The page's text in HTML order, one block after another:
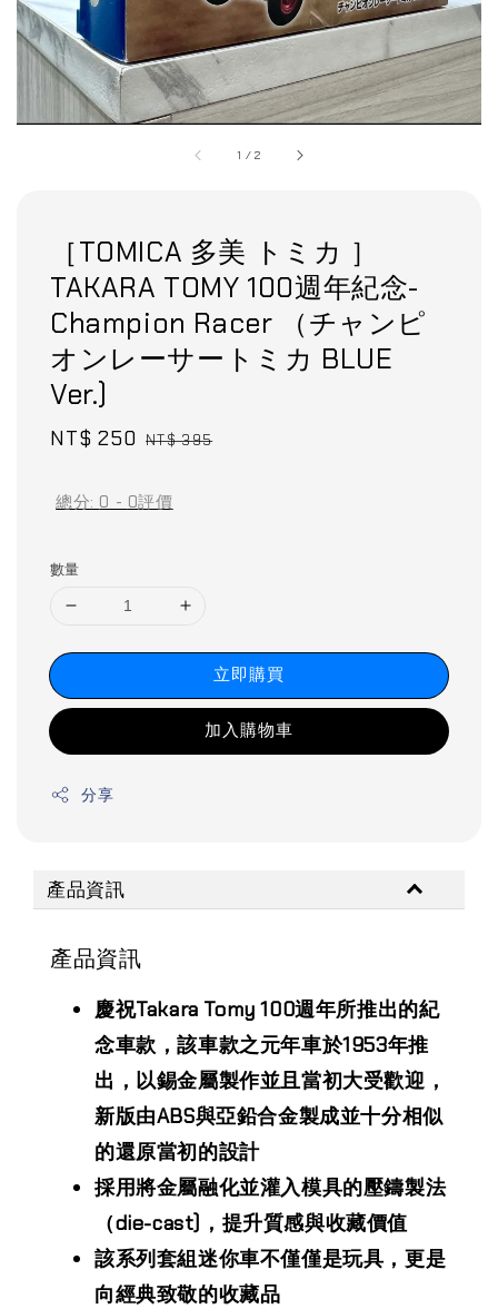
1 /2
［TOMICA 多美 トミカ ］
TAKARA TOMY 100週年紀念-
Champion Racer （チャンピ
オンレーサートミカ BLUE
Ver.)
Sale
NT$ 250 Regular
NT$ 395
總分: 0 - 0評價
數量
立即購買
加入購物車
分享
產品資訊
產品資訊
慶祝Takara Tomy 100週年所推出的紀
念車款，該車款之元年車於1953年推
出，以錫金屬製作並且當初大受歡迎，
新版由ABS與亞鉛合金製成並十分相似
的還原當初的設計
採用將金屬融化並灌入模具的壓鑄製法
（die-cast)，提升質感與收藏價值
該系列套組迷你車不僅僅是玩具，更是
向經典致敬的收藏品